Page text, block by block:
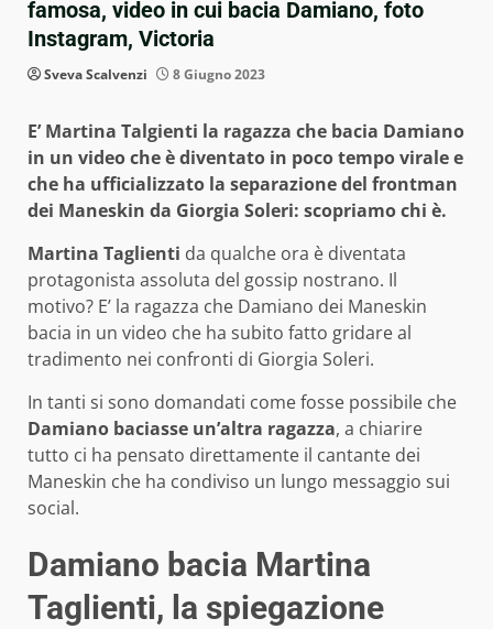
famosa, video in cui bacia Damiano, foto
Instagram, Victoria
Sveva Scalvenzi 8 Giugno 2023
E’ Martina Talgienti la ragazza che bacia Damiano
in un video che è diventato in poco tempo virale e
che ha ufficializzato la separazione del frontman
dei Maneskin da Giorgia Soleri: scopriamo chi è.
Martina Taglienti da qualche ora è diventata
protagonista assoluta del gossip nostrano. Il
motivo? E’ la ragazza che Damiano dei Maneskin
bacia in un video che ha subito fatto gridare al
tradimento nei confronti di Giorgia Soleri.
In tanti si sono domandati come fosse possibile che
Damiano baciasse un’altra ragazza, a chiarire
tutto ci ha pensato direttamente il cantante dei
Maneskin che ha condiviso un lungo messaggio sui
social.
Damiano bacia Martina
Taglienti, la spiegazione